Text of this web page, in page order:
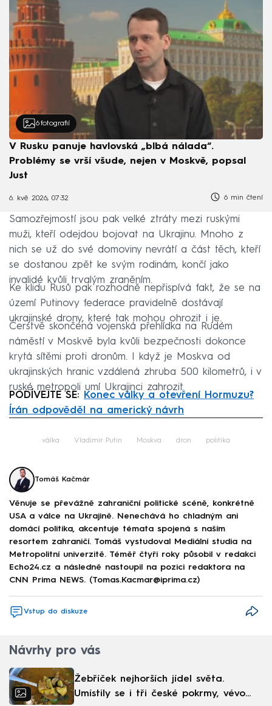
6 fotografií
V Rusku panuje havlovská „blbá nálada“.
Problémy se vrší všude, nejen v Moskvě, popsal
Just
6. kvě 2026, 07:32 6 min čtení
Samozřejmostí jsou pak velké ztráty mezi ruskými
muži, kteří odejdou bojovat na Ukrajinu. Mnoho z
nich se už do své domoviny nevrátí a část těch, kteří
se dostanou zpět ke svým rodinám, končí jako
invalidé kvůli trvalým zraněním.
Ke klidu Rusů pak rozhodně nepřispívá fakt, že se na
území Putinovy federace pravidelně dostávají
ukrajinské drony, které tak mohou ohrozit i je.
Čerstvě skončená vojenská přehlídka na Rudém
náměstí v Moskvě byla kvůli bezpečnosti dokonce
krytá sítěmi proti dronům. I když je Moskva od
ukrajinských hranic vzdálená zhruba 500 kilometrů, i v
ruské metropoli umí Ukrajinci zahrozit.
PODÍVEJTE SE:
Konec války a otevření Hormuzu?
Írán odpověděl na americký návrh
válka Vladimir Putin Moskva dron politika
Tomáš Kačmár
Věnuje se převážně zahraniční politické scéně, konkrétně
USA a válce na Ukrajině. Nenechává ho chladným ani
domácí politika, akcentuje témata spojená s naším
resortem zahraničí. Tomáš vystudoval Mediální studia na
Metropolitní univerzitě. Téměř čtyři roky působil v redakci
Echo24.cz a následně nastoupil na pozici redaktora na
CNN Prima NEWS. (Tomas.Kacmar@iprima.cz)
Vstup do diskuze
Návrhy pro vás
Žebříček nejhorších jídel světa.
Umístily se i tři české pokrmy, vévodí